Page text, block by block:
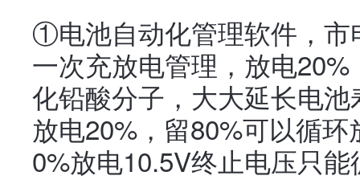
①电池自动化管理软件，市
一次充放电管理，放电
化铅酸分子，大大延长电
放电20%，留80%可以循
0%放电10.5V终止电压只